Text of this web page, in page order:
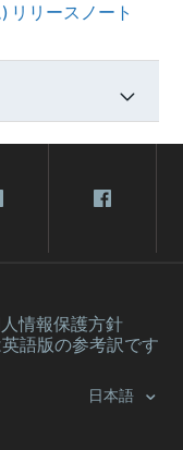
リリースノート
情報保護方針
語版の参考訳です
日本語